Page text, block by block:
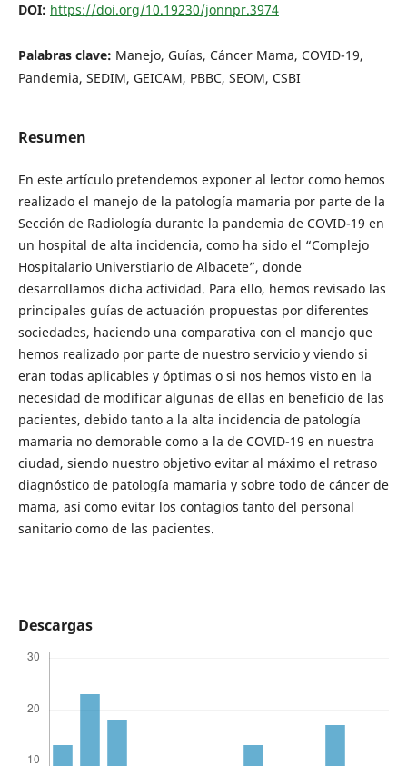
DOI: https://doi.org/10.19230/jonnpr.3974
Palabras clave: Manejo, Guías, Cáncer Mama, COVID-19,
Pandemia, SEDIM, GEICAM, PBBC, SEOM, CSBI
Resumen
En este artículo pretendemos exponer al lector como hemos
realizado el manejo de la patología mamaria por parte de la
Sección de Radiología durante la pandemia de COVID-19 en
un hospital de alta incidencia, como ha sido el “Complejo
Hospitalario Universtiario de Albacete”, donde
desarrollamos dicha actividad. Para ello, hemos revisado las
principales guías de actuación propuestas por diferentes
sociedades, haciendo una comparativa con el manejo que
hemos realizado por parte de nuestro servicio y viendo si
eran todas aplicables y óptimas o si nos hemos visto en la
necesidad de modificar algunas de ellas en beneficio de las
pacientes, debido tanto a la alta incidencia de patología
mamaria no demorable como a la de COVID-19 en nuestra
ciudad, siendo nuestro objetivo evitar al máximo el retraso
diagnóstico de patología mamaria y sobre todo de cáncer de
mama, así como evitar los contagios tanto del personal
sanitario como de las pacientes.
Descargas